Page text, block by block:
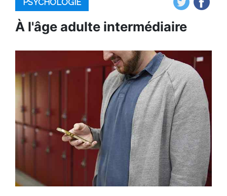
PSYCHOLOGIE
À l'âge adulte intermédiaire